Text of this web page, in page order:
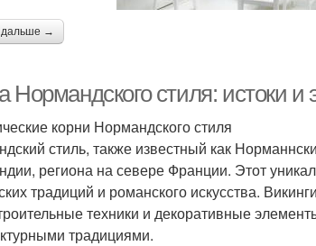
дальше →
стиля: истоки и
корни Нормандского стиля
стиль, также известный как
региона на севере Франции. Этот
традиций и романского искусства.
техники и декоративные
традициями.